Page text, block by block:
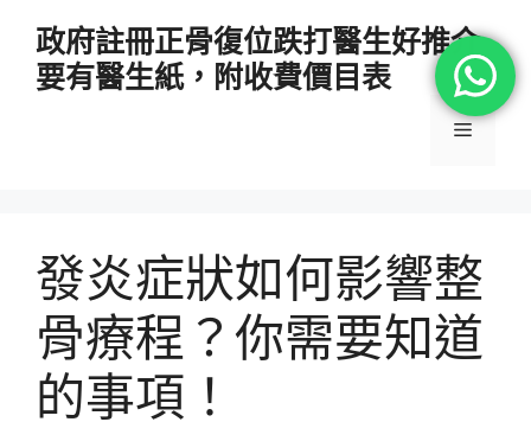
政府註冊正骨復位跌打醫生好推介
要有醫生紙，附收費價目表
選
發炎症狀如何影響整
骨療程？你需要知道
的事項！